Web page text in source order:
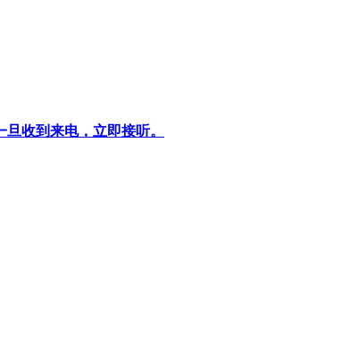
收到来电，立即接听。